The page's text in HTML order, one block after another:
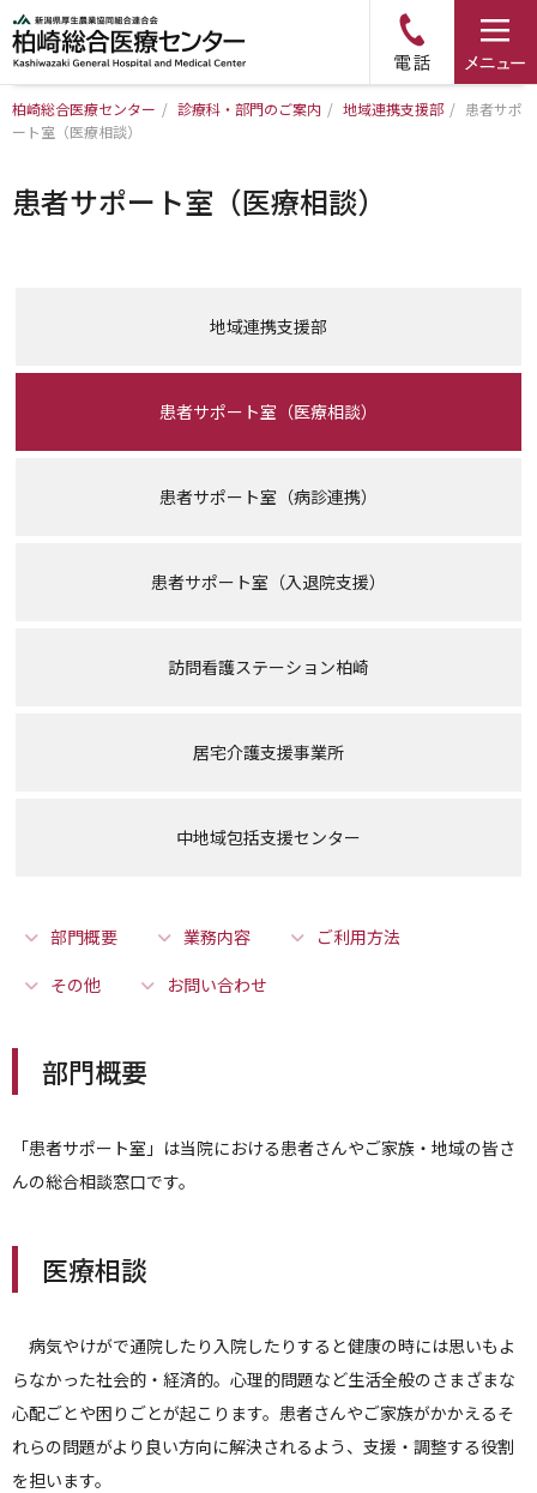
トップページ
病院について
外来のご案内
入院のご案内
柏崎総合医療センター / 診療科・部門のご案内 / 地域連携支援部 / 患者サポ
ート室（医療相談）
患者サポート室（医療相談）
地域連携支援部
患者サポート室（医療相談）
患者サポート室（病診連携）
患者サポート室（入退院支援）
訪問看護ステーション柏崎
居宅介護支援事業所
中地域包括支援センター
部門概要 業務内容
ご利用方法
その他
お問い合わせ
部門概要
「患者サポート室」は当院における患者さんやご家族・地域の皆さ
んの総合相談窓口です。
医療相談
病気やけがで通院したり入院したりすると健康の時には思いもよ
らなかった社会的・経済的。心理的問題など生活全般のさまざまな
心配ごとや困りごとが起こります。患者さんやご家族がかかえるそ
れらの問題がより良い方向に解決されるよう、支援・調整する役割
を担います。